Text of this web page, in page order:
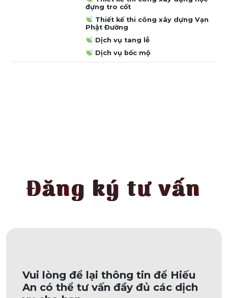
đựng tro cốt
Thiết kế thi công xây dựng Vạn
Phật Đường
Dịch vụ tang lễ
Dịch vụ bốc mộ
Đăng ký tư vấn
Vui lòng để lại thông tin để Hiếu
An có thể tư vấn đầy đủ các dịch